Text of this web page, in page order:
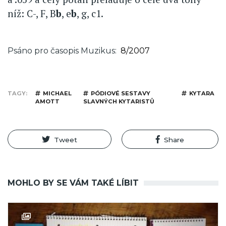
níž: C-, F, Bb, eb, g, c1.
Psáno pro časopis Muzikus 8/2007
TAGY
MICHAEL
AMOTT
PÓDIOVÉ SESTAVY
SLAVNÝCH KYTARISTŮ
KYTARA
Tweet Share
MOHLO BY SE VÁM TAKÉ LÍBIT